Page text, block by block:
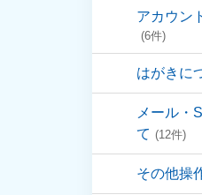
アカウン
(6件)
はがきに
メール・
て (12件)
その他操